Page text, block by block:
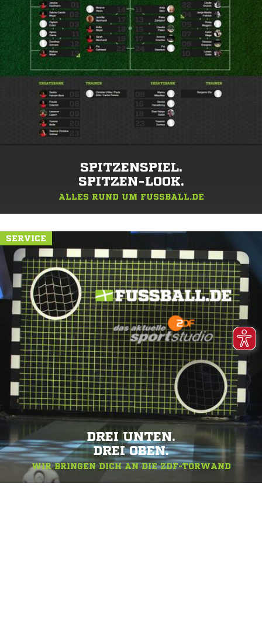
SPITZENSPIEL.
SPITZEN-LOOK.
ALLES RUND UM FUSSBALL.DE
SERVICE
DREI UNTEN.
DREI OBEN.
WIR BRINGEN DICH AN DIE ZDF-TORWAND